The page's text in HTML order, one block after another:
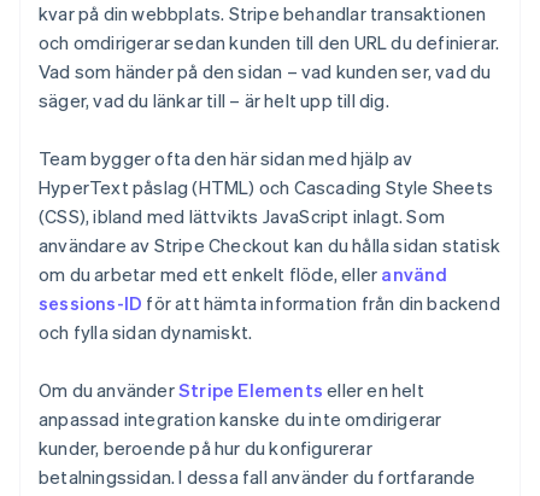
kvar på din webbplats. Stripe behandlar transaktionen
och omdirigerar sedan kunden till den URL du definierar.
Vad som händer på den sidan – vad kunden ser, vad du
säger, vad du länkar till – är helt upp till dig.
Team bygger ofta den här sidan med hjälp av
HyperText påslag (HTML) och Cascading Style Sheets
(CSS), ibland med lättvikts JavaScript inlagt. Som
användare av Stripe Checkout kan du hålla sidan statisk
om du arbetar med ett enkelt flöde, eller använd
sessions-ID för att hämta information från din backend
och fylla sidan dynamiskt.
Om du använderStripe Elements eller en helt
anpassad integration kanske du inte omdirigerar
kunder, beroende på hur du konfigurerar
betalningssidan. I dessa fall använder du fortfarande